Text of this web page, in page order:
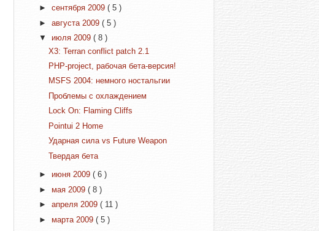
►сентября 2009( 5 )
►августа 2009( 5 )
▼июля 2009( 8 )
X3: Terran conflict patch 2.1
PHP-project, рабочая бета-версия!
MSFS 2004: немного ностальгии
Проблемы с охлаждением
Lock On: Flaming Cliffs
Pointui 2 Home
Ударная сила vs Future Weapon
Твердая бета
►июня 2009( 6 )
► мая 2009( 8 )
►апреля 2009( 11 )
►марта 2009( 5 )